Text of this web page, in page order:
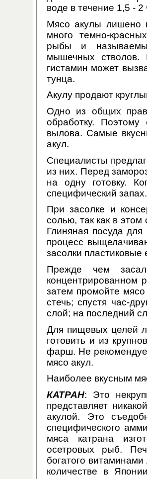
воде в течение 1,5 - 2
Мясо акулы лишено
много темно-
рыбы и
мышечных стволов.
гистамин может
тунца.
Акулу продают
Одно из общих
обработку.
вылова. Самые
акул.
Специалисты
из них. Перед
на одну готовку.
специфический запах.
При засолке и
солью, так как в
Глиняная посуда
процесс
засолки пластиковые
Прежде чем
концентрированном
затем промойте
стечь; спустя час-
слой; на последний
Для пищевых целей
готовить и из
фарш. Не
мясо акул.
Наиболее вкусным
КАТРАН: Это
представляет
акулой. Это
специфического
мяса катрана
осетровых рыб.
богатого
количестве в